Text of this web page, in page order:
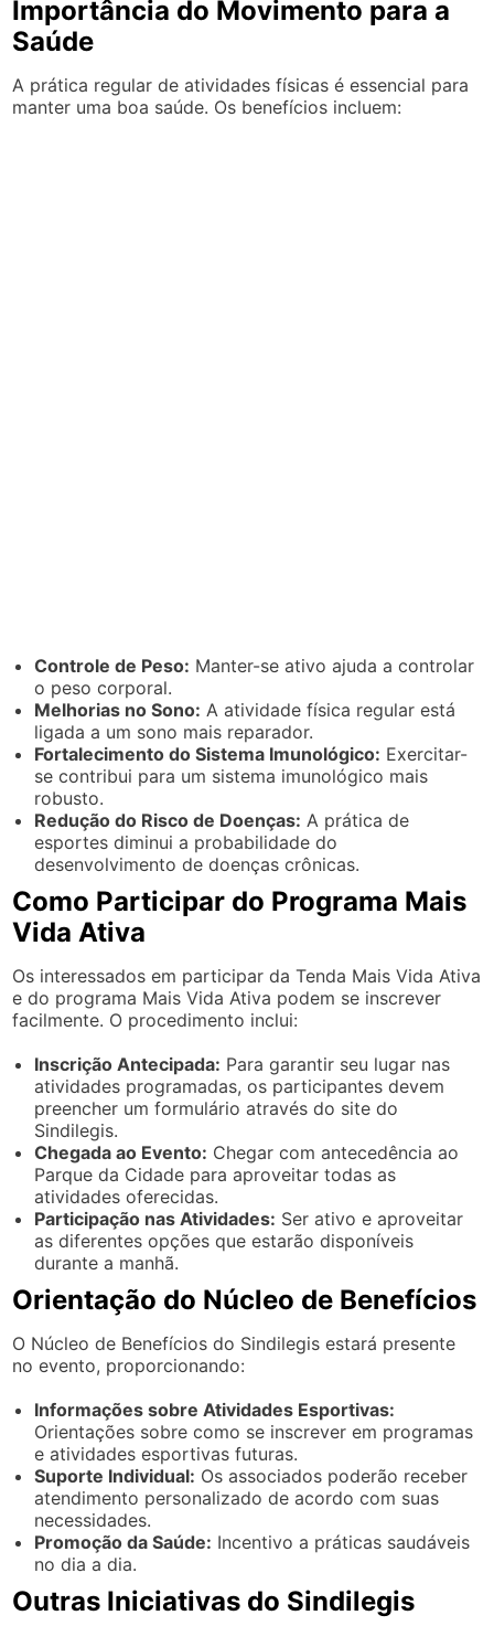
Importância do Movimento para a
Saúde
A prática regular de atividades físicas é essencial para
manter uma boa saúde. Os benefícios incluem:
Controle de Peso: Manter-se ativo ajuda a controlar
o peso corporal.
Melhorias no Sono: A atividade física regular está
ligada a um sono mais reparador.
Fortalecimento do Sistema Imunológico: Exercitar-
se contribui para um sistema imunológico mais
robusto.
Redução do Risco de Doenças: A prática de
esportes diminui a probabilidade do
desenvolvimento de doenças crônicas.
Como Participar do Programa Mais
Vida Ativa
Os interessados em participar da Tenda Mais Vida Ativa
e do programa Mais Vida Ativa podem se inscrever
facilmente. O procedimento inclui:
Inscrição Antecipada: Para garantir seu lugar nas
atividades programadas, os participantes devem
preencher um formulário através do site do
Sindilegis.
Chegada ao Evento: Chegar com antecedência ao
Parque da Cidade para aproveitar todas as
atividades oferecidas.
Participação nas Atividades: Ser ativo e aproveitar
as diferentes opções que estarão disponíveis
durante a manhã.
Orientação do Núcleo de Benefícios
O Núcleo de Benefícios do Sindilegis estará presente
no evento, proporcionando:
Informações sobre Atividades Esportivas:
Orientações sobre como se inscrever em programas
e atividades esportivas futuras.
Suporte Individual: Os associados poderão receber
atendimento personalizado de acordo com suas
necessidades.
Promoção da Saúde: Incentivo a práticas saudáveis
no dia a dia.
Outras Iniciativas do Sindilegis